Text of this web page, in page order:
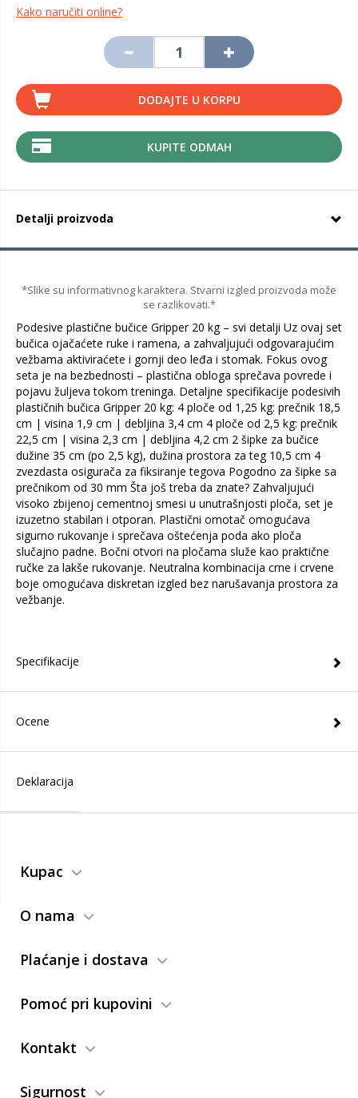
Kako naručiti online?
DODAJTE U KORPU
KUPITE ODMAH
Detalji proizvoda
*Slike su informativnog karaktera. Stvarni izgled proizvoda može
se razlikovati.*
Podesive plastične bučice Gripper 20 kg – svi detalji Uz ovaj set
bučica ojačaćete ruke i ramena, a zahvaljujući odgovarajućim
vežbama aktiviraćete i gornji deo leđa i stomak. Fokus ovog
seta je na bezbednosti – plastična obloga sprečava povrede i
pojavu žuljeva tokom treninga. Detaljne specifikacije podesivih
plastičnih bučica Gripper 20 kg: 4 ploče od 1,25 kg: prečnik 18,5
cm | visina 1,9 cm | debljina 3,4 cm 4 ploče od 2,5 kg: prečnik
22,5 cm | visina 2,3 cm | debljina 4,2 cm 2 šipke za bučice
dužine 35 cm (po 2,5 kg), dužina prostora za teg 10,5 cm 4
zvezdasta osigurača za fiksiranje tegova Pogodno za šipke sa
prečnikom od 30 mm Šta još treba da znate? Zahvaljujući
visoko zbijenoj cementnoj smesi u unutrašnjosti ploča, set je
izuzetno stabilan i otporan. Plastični omotač omogućava
sigurno rukovanje i sprečava oštećenja poda ako ploča
slučajno padne. Bočni otvori na pločama služe kao praktične
ručke za lakše rukovanje. Neutralna kombinacija crne i crvene
boje omogućava diskretan izgled bez narušavanja prostora za
vežbanje.
Specifikacije
Ocene
Deklaracija
Kupac
O nama
Plaćanje i dostava
Pomoć pri kupovini
Kontakt
Sigurnost